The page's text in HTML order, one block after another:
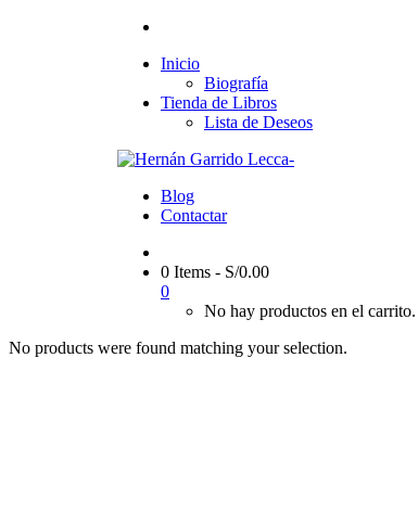
Inicio
Biografía
Tienda de Libros
Lista de Deseos
Blog
Contactar
0 Items - S/0.00
0
No hay productos en el carrito.
No products were found matching your selection.